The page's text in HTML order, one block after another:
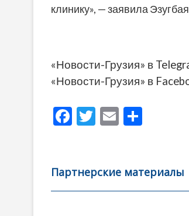
клинику», — заявила
«Новости-Грузия» в
«Новости-Грузия» в
F
b
o
T
er
E
l
а
в
Партнерские материалы